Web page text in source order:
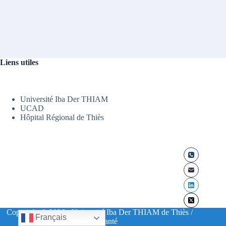
Liens utiles
Université Iba Der THIAM
UCAD
Hôpital Régional de Thiès
Copyright © 2026 - Université Iba Der THIAM de Thiès /
UFR Santé
Français